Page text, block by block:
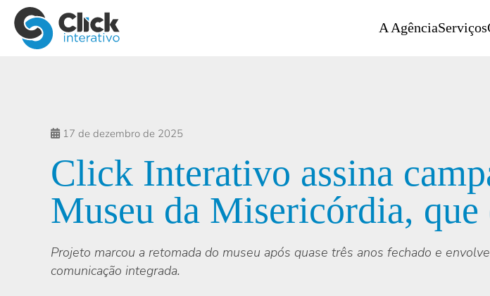
A AgênciaServiços
17 de dezembro de 2025
Click Interativo assina
Museu da Misericórdia,
Projeto marcou a retomada do museu após quase três anos fechado e
comunicação integrada.